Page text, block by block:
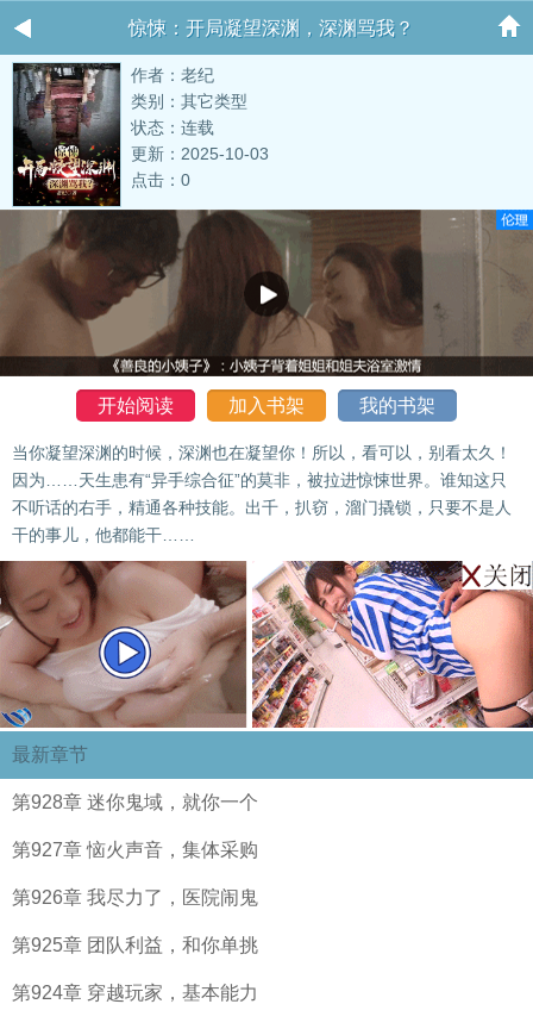
惊悚：开局凝望深渊，深渊骂我？
作者：老纪
类别：其它类型
状态：连载
更新：2025-10-03
点击：0
开始阅读 加入书架 我的书架
当你凝望深渊的时候，深渊也在凝望你！所以，看可以，别看太久！
因为……天生患有“异手综合征”的莫非，被拉进惊悚世界。谁知这只
不听话的右手，精通各种技能。出千，扒窃，溜门撬锁，只要不是人
干的事儿，他都能干……
最新章节
第928章 迷你鬼域，就你一个
第927章 恼火声音，集体采购
第926章 我尽力了，医院闹鬼
第925章 团队利益，和你单挑
第924章 穿越玩家，基本能力